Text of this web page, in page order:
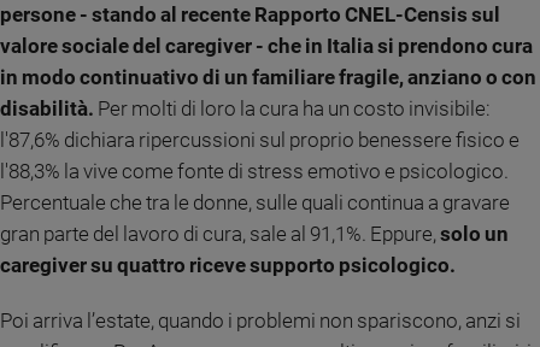
settimana
Migranti
Diversità
e
inclusione
Costume
e
spettacoli
2026
persone - stando al recente Rapporto CNEL-Censis sul
valore sociale del caregiver - che in Italia si prendono cura
in modo continuativo di un familiare fragile, anziano o con
disabilità. Per molti di loro la cura ha un costo invisibile:
l'87,6% dichiara ripercussioni sul proprio benessere fisico e
l'88,3% la vive come fonte di stress emotivo e psicologico.
Percentuale che tra le donne, sulle quali continua a gravare
gran parte del lavoro di cura, sale al 91,1%. Eppure, solo un
caregiver su quattro riceve supporto psicologico.
Poi arriva l’estate, quando i problemi non spariscono, anzi si